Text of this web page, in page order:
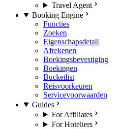
Travel Agent
Booking Engine
Functies
Zoeken
Eigenschapsdetail
Afrekenen
Boekingsbevestiging
Boekingen
Bucketlist
Reisvoorkeuren
Servicevoorwaarden
Guides
For Affiliates
For Hoteliers